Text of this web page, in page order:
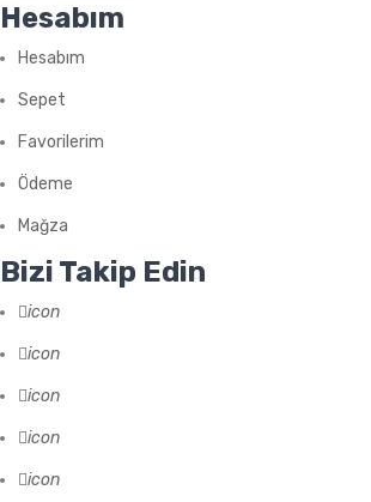
Hesabım
Hesabım
Sepet
Favorilerim
Ödeme
Mağza
Bizi Takip Edin
icon
icon
icon
icon
icon